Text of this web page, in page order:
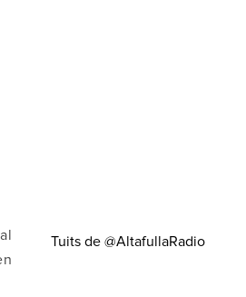
Tuits de @AltafullaRadio